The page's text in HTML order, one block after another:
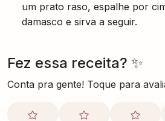
um prato raso, espalhe por
damasco e sirva a seguir.
Fez essa receita? ✨
Conta pra gente! Toque para